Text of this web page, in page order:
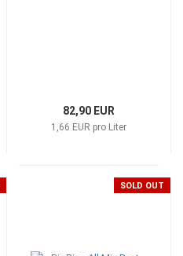
82,90 EUR
1,66 EUR pro Liter
SOLD OUT